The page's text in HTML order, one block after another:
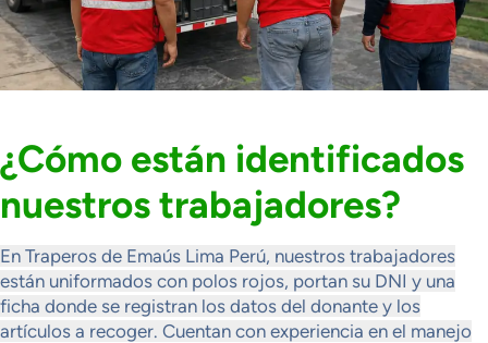
¿Cómo están identificados
nuestros trabajadores?
En Traperos de Emaús Lima Perú, nuestros trabajadores
están uniformados con polos rojos, portan su DNI y una
ficha donde se registran los datos del donante y los
artículos a recoger. Cuentan con experiencia en el manejo